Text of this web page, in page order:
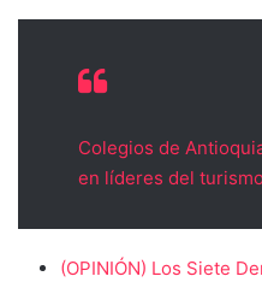
Colegios de
en líderes del
(OPINIÓN) Los Siete